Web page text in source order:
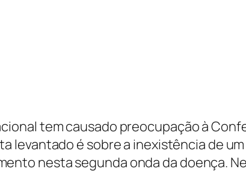
tem causado preocupação à
levantado é sobre a inexistência de
nesta segunda onda da doença.